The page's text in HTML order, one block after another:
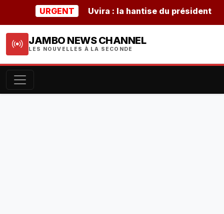
URGENT Uvira : la hantise du président
JAMBO NEWS CHANNEL
LES NOUVELLES À LA SECONDE